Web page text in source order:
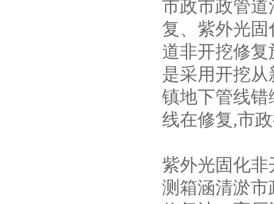
市政市政管道
复、紫外光
道非开挖修
是采用开挖
镇地下管线
线在修复,市
紫外光固化
测箱涵清淤市